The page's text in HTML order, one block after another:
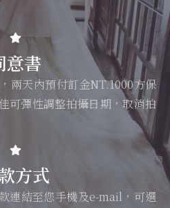
意書
兩天內預付訂金NT.1000方保
可彈性調整拍攝日期，取消拍
方式
連結至您手機及e-mail，可選